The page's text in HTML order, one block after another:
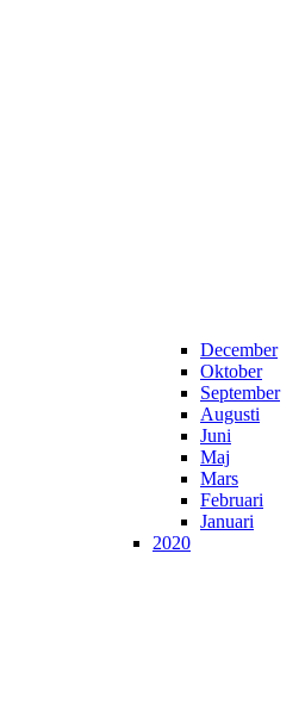
December
Oktober
September
Augusti
Juni
Maj
Mars
Februari
Januari
2020